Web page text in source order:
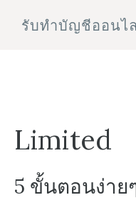
รับทําบัญชีออนไ
Limited
5 ขั้นตอนง่า